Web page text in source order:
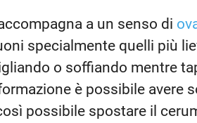
a un senso di
specialmente quelli più
o soffiando mentre
è possibile avere
possibile spostare il